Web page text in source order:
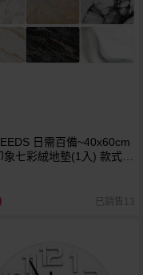
日需百備~40x60cm
象七彩絨地墊(1入) 款式可
已銷售13